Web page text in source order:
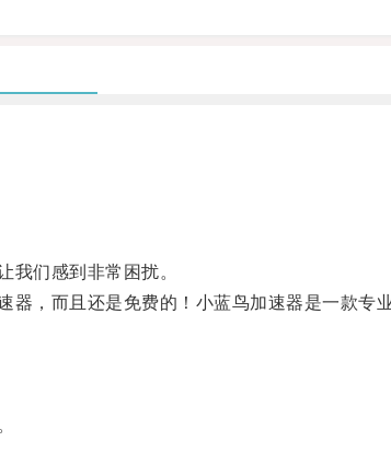
们感到非常困扰。
而且还是免费的！小蓝鸟加速器是一款专